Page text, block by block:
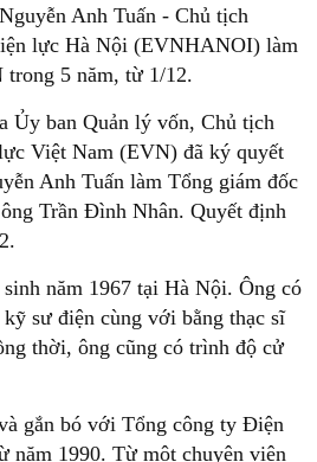
Anh Tuấn - Chủ tịch
lực Hà Nội (EVNHANOI) làm
5 năm, từ 1/12.
Ủy ban Quản lý vốn, Chủ tịch
Việt Nam (EVN) đã ký quyết
Anh Tuấn làm Tổng giám đốc
Trần Đình Nhân. Quyết định
sinh năm 1967 tại Hà Nội. Ông có
sư điện cùng với bằng thạc sĩ
thời, ông cũng có trình độ cử
gắn bó với Tổng công ty Điện
năm 1990. Từ một chuyên viên